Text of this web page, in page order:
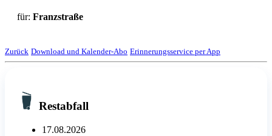
für: Franzstraße
Zurück Download und Kalender-Abo Erinnerungsservice per App
Restabfall
17.08.2026